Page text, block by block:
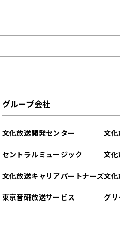
グループ会社
文化放送開発センター
セントラルミュージック
文化放送キャリアパートナーズ
東京音研放送サービス
文
文
文
グ